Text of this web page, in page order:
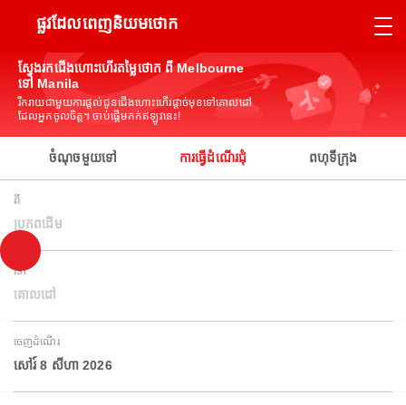
ផ្លូវដែលពេញនិយមថោក
ស្វែងរកជើងហោះហើរតម្លៃថោក ពី Melbourne
ទៅ Manila
រីករាយជាមួយការផ្តល់ជូនជើងហោះហើរផ្តាច់មុខទៅគោលដៅ
ដែលអ្នកចូលចិត្ត។ ចាប់ផ្តើមកក់ឥឡូវនេះ!
ចំណុចមួយទៅ ការធ្វើដំណើរជុំ ពហុទីក្រុង
ពី
ប្រភពដើម
ទៅ
គោលដៅ
ចេញដំណើរ
សៅរ៍ 8 សីហា 2026